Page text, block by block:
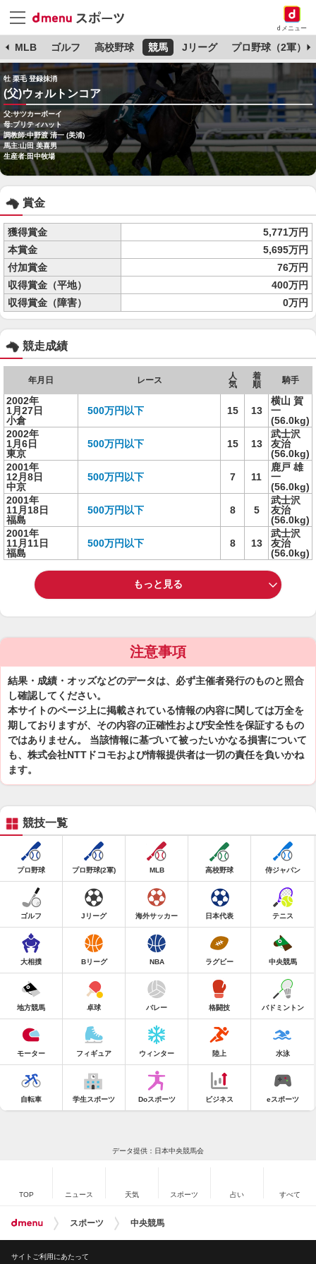
dメニュー
MLB ゴルフ 高校野球 競馬 Jリーグ プロ野球（2軍）
牡 栗毛 登録抹消
(父)ウォルトンコア
父:サツカーボーイ
母:プリティハット
調教師:中野渡 清一 (美浦)
馬主:山田 美喜男
生産者:田中牧場
賞金
獲得賞金
5,771万円
本賞金
5,695万円
付加賞金
76万円
収得賞金（平地）
400万円
収得賞金（障害）
0万円
競走成績
年月日 レース
人
気
着
順
騎手
2002年
1月27日
小倉
500万円以下 15 13
横山 賀
一
(56.0kg)
2002年
1月6日
東京
500万円以下 15 13
武士沢
友治
(56.0kg)
2001年
12月8日
中京
500万円以下 7 11
鹿戸 雄
一
(56.0kg)
2001年
11月18日
福島
500万円以下 8 5
武士沢
友治
(56.0kg)
2001年
11月11日
福島
500万円以下 8 13
武士沢
友治
(56.0kg)
もっと見る
注意事項
結果・成績・オッズなどのデータは、必ず主催者発行のものと照合
し確認してください。
本サイトのページ上に掲載されている情報の内容に関しては万全を
期しておりますが、その内容の正確性および安全性を保証するもの
ではありません。 当該情報に基づいて被ったいかなる損害について
も、株式会社NTTドコモおよび情報提供者は一切の責任を負いかね
ます。
競技一覧
プロ野球 プロ野球(2軍) MLB 高校野球 侍ジャパン
ゴルフ Jリーグ 海外サッカー 日本代表 テニス
大相撲 Bリーグ NBA ラグビー 中央競馬
地方競馬 卓球 バレー 格闘技 バドミントン
モーター フィギュア ウィンター 陸上 水泳
自転車 学生スポーツ Doスポーツ ビジネス eスポーツ
データ提供：日本中央競馬会
TOP ニュース 天気 スポーツ 占い すべて
スポーツ 中央競馬
サイトご利用にあたって